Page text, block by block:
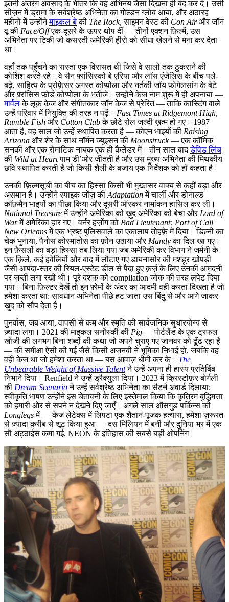
इतनी अंतरंग अवसाद के भीतर कि वह अभिनय जैसा दिखना ही बंद कर दे। उसी
सीज़न में ड्रामा के सर्वश्रेष्ठ अभिनेता का गोल्डन ग्लोब आया, और अठारह
महीनों में उन्होंनेमाइकल बेकी The Rock, साइमन वेस्ट की Con Airऔर जॉन
वू की Face/Offएक-दूसरे के ऊपर थोप दीं — तीनों एक्शन फ़िल्में, उस
अभिनेता पर टिकी जो कसरती अमेरिकी हीरो को सीधा खेलने से मना कर देता
था।
वहाँ तक पहुँचने का रास्ता एक विरासत थी जिसे वे सालों तक ठुकराने की
कोशिश करते रहे। वे सैन फ़्रांसिस्को बे एरिया और लॉस एंजेलिस के बीच पले-
बढ़े, साहित्य के प्रोफ़ेसर अगस्त कोप्पोला और नर्तकी जॉय फ़ोगेलसांग के बेटे
और फ़्रांसिस फ़ोर्ड कोप्पोला के भतीजे। उन्होंने केज नाम शुरू में ही अपनाया —
मार्वलके लूक केज और संगीतकार जॉन केज से प्रेरित — ताकि कास्टिंग वाले
उन्हें परिवार में नियुक्ति की तरह न पढ़ें। Fast Times at Ridgemont High,
Rumble Fish और Cotton Clubके छोटे रोल जल्दी ख़त्म हो गए। 1987
आता है, वह साल जो उन्हें स्थापित करता है — कोएन भाइयों की Raising
Arizona और शेर के साथ नॉर्मन ज्यूइसन की Moonstruck— एक कॉमिक
सनकी और एक रोमांटिक नायक एक ही कैलेंडर में। तीन साल बादडेविड लिंच
की Wild at Heartपाम डी’ओर जीतती है और उस मुख्य अभिनेता की मिथकीय
छवि स्थापित करती है जो किसी शैली के बजाय एक निर्देशक को हाँ कहता है।
उनकी फ़िल्मसूची का बीच का हिस्सा किसी भी मुख्तसर वाक्य से कहीं बड़ा और
असमान है। उन्होंने स्पाइक जोंज़ की Adaptationमें चार्ली और डोनाल्ड
कॉफ़मैन भाइयों का पीछा किया और दूसरी ऑस्कर नामांकन हासिल कर ली।
National Treasureमें उन्होंने अमेरिका को ख़ुद अमेरिका को बेचा और Lord of
Warमें अमेरिका हार गए। वर्नर हर्ज़ोग को Bad Lieutenant: Port of Call
New Orleansमें एक भ्रष्ट पुलिसवाले का एकालाप तोहफ़े में दिया। डिज़्नी का
चेक भुनाया, पैनोस कोस्मातोस का फ़ोन उठाया और Mandyका दिल खा गए।
इन फ़ैसलों का बड़ा हिस्सा तब लिया गया जब अमेरिकी कर विभाग ने जर्मनी के
एक क़िले, कई हवेलियों और बाद में लौटाए गए डायनासोर की मशहूर खोपड़ी
जैसी आपदा-स्तर की रियल-एस्टेट डील से पैदा हुए क़र्ज़ के लिए उनकी आमदनी
पर ज़ब्ती लगा रखी थी। पूरे दशक को compilation जोक की तरह लपेट दिया
गया। बिना फ़िल्टर देखें तो इन फ़्रेमों के अंदर का आदमी वही करता दिखता है जो
हमेशा करता था: सावधान अभिनेता पीछे हट जाता उस बिंदु से और आगे जाकर
ख़ुद को सौंप देता है।
पुनर्वास, जब आया, वापसी से कम और स्मृति की सार्वजनिक सुधारयोग्य से
ज़्यादा लगा। 2021 की माइकल सर्नोस्की की Pig — पोर्टलैंड के एक ट्रफल
खोजी की लगभग बिना शब्दों की कथा जो अपने चुराए गए जानवर को ढूँढ रहा है
— की समीक्षा ऐसी की गई जैसे किसी अजनबी ने भूमिका निभाई हो, जबकि वह
वही केज था जो हमेशा करता था — बस आवाज़ धीमी कर के। The
Unbearable Weight of Massive Talentने उन्हें अपना ही हास्य प्रतिबिंब
निभाने दिया। Renfield ने उन्हें ड्रैक्युला दिया। 2023 में क्रिस्टोफ़र बोर्गली
की Dream Scenarioने उन्हें सर्वश्रेष्ठ अभिनेता का सैटर्न अवार्ड दिलाया;
स्वीकृति भाषण उन्होंने इस चेतावनी के लिए इस्तेमाल किया कि कृत्रिम बुद्धिमत्ता
को हमारी ओर से सपने न देखने दिए जाएँ। अगले साल ऑसगुड पर्किन्स की
Longlegsमें — केज लेटेक्स में लिपटा एक शैतान-पूजक हत्यारा, हमेशा ज़रूरत
से ज़्यादा क़रीब से शूट किया हुआ — दस मिलियन में बनी और दुनिया भर में एक
सौ अट्ठाईस कमा गई, NEON के इतिहास की सबसे बड़ी ओपनिंग।